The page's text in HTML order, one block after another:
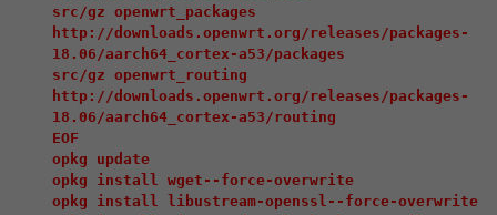
src/gz openwrt_packages
http://downloads.openwrt.org/releases/packages-
18.06/aarch64_cortex-a53/packages
src/gz openwrt_routing
http://downloads.openwrt.org/releases/packages-
18.06/aarch64_cortex-a53/routing
EOF
opkg update
opkg install wget--force-overwrite
opkg install libustream-openssl--force-overwrite